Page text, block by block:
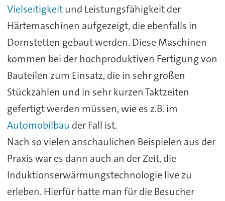
Vielseitigkeitund Leistungsfähigkeit der
Härtemaschinen aufgezeigt, die ebenfalls in
Dornstetten gebaut werden. Diese Maschinen
kommen bei der hochproduktiven Fertigung von
Bauteilen zum Einsatz, die in sehr großen
Stückzahlen und in sehr kurzen Taktzeiten
gefertigt werden müssen, wie es z.B. im
Automobilbau der Fall ist.
Nach so vielen anschaulichen Beispielen aus der
Praxis war es dann auch an der Zeit, die
Induktionserwärmungstechnologie live zu
erleben. Hierfür hatte man für die Besucher